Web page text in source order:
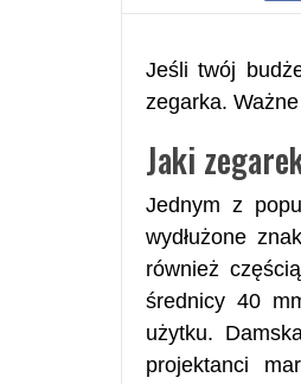
Jeśli twój
zegarka.
Jaki
Jednym z
wydłużone
również
średnicy 40
użytku.
projektanci